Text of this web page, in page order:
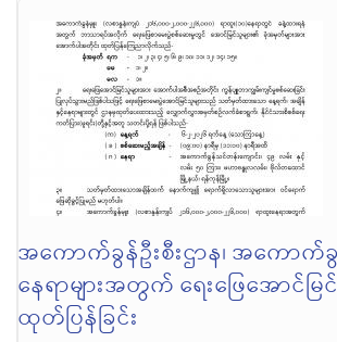
အကောက်ခွန်ဦးစီးဌာန၊ အကောက်
နေရာများအတွက် ရေးဖြေအောင်မြ
ထုတ်ပြန်ခြင်း